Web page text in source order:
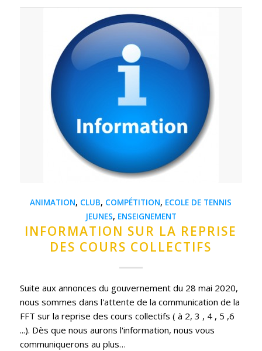
ANIMATION, CLUB, COMPÉTITION, ECOLE DE TENNIS
JEUNES, ENSEIGNEMENT
INFORMATION SUR LA REPRISE
DES COURS COLLECTIFS
Suite aux annonces du gouvernement du 28 mai 2020,
nous sommes dans l'attente de la communication de la
FFT sur la reprise des cours collectifs ( à 2, 3 , 4 , 5 ,6
...). Dès que nous aurons l'information, nous vous
communiquerons au plus…